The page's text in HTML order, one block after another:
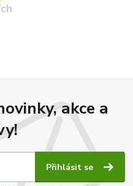
akce a
Přihlásit se